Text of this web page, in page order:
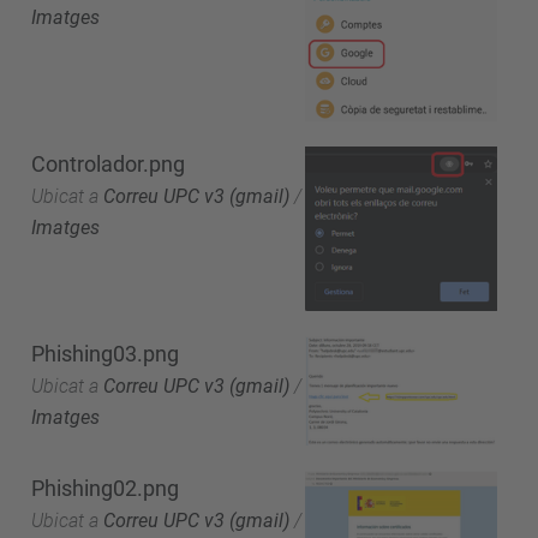
Imatges
Controlador.png
Ubicat a Correu UPC v3 (gmail) /
Imatges
Phishing03.png
Ubicat a Correu UPC v3 (gmail) /
Imatges
Phishing02.png
Ubicat a Correu UPC v3 (gmail) /